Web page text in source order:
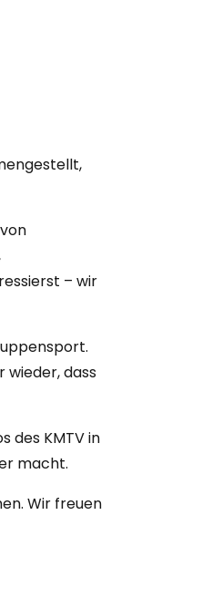
– wir
wieder, dass
des KMTV in
macht.
Wir freuen